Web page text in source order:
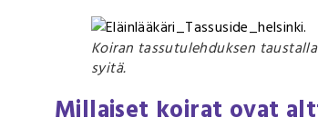
Koiran tassutulehduksen
syitä.
Millaiset koirat ovat